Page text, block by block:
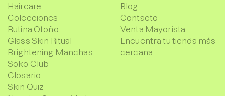
Haircare
Colecciones
Rutina Otoño
Glass Skin Ritual
Brightening Manchas
Soko Club
Glosario
Skin Quiz
Blog
Contacto
Venta Mayorista
Encuentra tu tienda más
cercana